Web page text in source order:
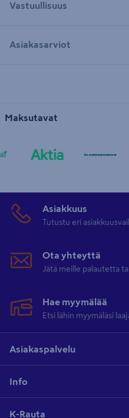
Vastuullisuus
Asiakasarviot
Maksutavat
Asiakkuus
Tutustu eri
Ota yhteyttä
Jätä meille palautetta
Hae myymälää
Etsi lähin myymäläsi
Asiakaspalvelu
Info
K-Rauta